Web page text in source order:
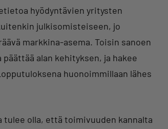
hyödyntävien yritysten
julkisomisteiseen, jo
markkina-asema. Toisin sanoen
alan kehityksen, ja hakee
huonoimmillaan lähes
olla, että toimivuuden kannalta